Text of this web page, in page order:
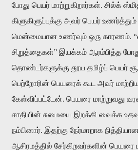
போது பெயர் மாற்றுகிறார்கள். சில்க்
கிளுகிளுப்புக்கு அவர் பெயர்
மென்மையான உணர்வும் ஒரு காரணம்.
சிறுத்தைகள்” இயக்கம் ஆரம்பித்த
தொண்டர்களுக்கு தூய தமிழ்ப் பெயர்
பெற்றோரின் பெயரைக் கூட அவர்
கேள்விப்பட்டேன். பெயரை மாற்றுவது
சாதியின் சுமையை இறக்கி வைக்க
நம்பினார். இதற்கு நேர்மாறாக
ஆசிரமத்தில் சேர்கிறவர்களின் பெயரை